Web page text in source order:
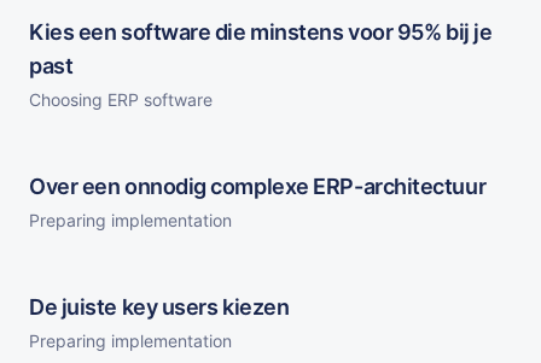
Kies een software die minstens voor 95% bij je
past
Choosing ERP software
Over een onnodig complexe ERP-architectuur
Preparing implementation
De juiste key users kiezen
Preparing implementation